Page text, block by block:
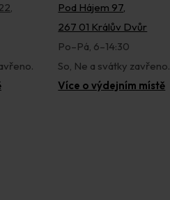
Pod Hájem 97,
267 01 Králův Dvůr
Po–Pá, 6–14:30
So, Ne a svátky zavřeno.
Více o výdejním místě